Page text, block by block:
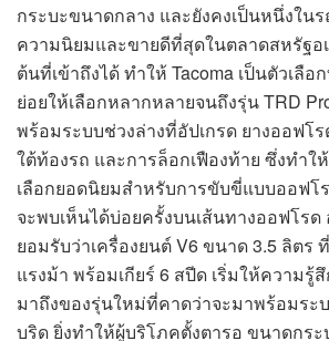
กระบะขนาดกลาง และยังคงเป็นหนึ่งใน
ความนิยมและขายดีที่สุดในตลาดสหรัฐอ
ต้นที่เข้าถึงได้ ทำให้ Tacoma เป็นตัวเลื
ย่อยให้เลือกหลากหลายจนถึงรุ่น TRD
พร้อมระบบช่วงล่างที่อัปเกรด ยางออฟโ
ใต้ท้องรถ และการล็อกเฟืองท้าย ซึ่งทำให้
เลือกยอดนิยมสำหรับการขับขี่แบบออฟ
จะพบเห็นได้บ่อยครั้งบนเส้นทางออฟโรด
ยอมรับว่าเครื่องยนต์ V6 ขนาด 3.5 ลิตร
แรงม้า พร้อมเกียร์ 6 สปีด เริ่มให้ความรู้
มาถึงของรุ่นใหม่ที่คาดว่าจะมาพร้อมระ
บริด ยิ่งทำให้ผู้บริโภคตั้งตารอ ขนาดกระ